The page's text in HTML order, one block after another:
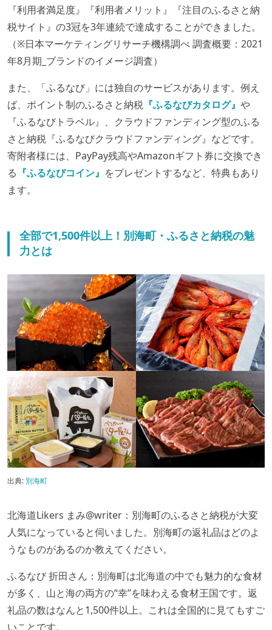
『利用者満足度』『利用者メリット』『注目のふるさと納
税サイト』の3冠を3年連続で達成することができました。
（※日本マーケティングリサーチ機構調べ 調査概要：2021
年8月期_ブランドのイメージ調査）
また、「ふるなび」には独自のサービスがあります。例え
ば、ポイント制のふるさと納税 『ふるなびカタログ』 や
『ふるなびトラベル』、クラウドファンディング型のふる
さと納税『ふるなびクラウドファンディング』などです。
寄附者様には、PayPay残高やAmazonギフト券に交換でき
る 『ふるなびコイン』 をプレゼントするなど、特典もあり
ます。
全部で1,500件以上！別海町・ふるさと納税の魅
力とは
出典: 別海町
北海道Likers まみ@writer：別海町のふるさと納税が大変
人気になっていると伺いました。別海町の返礼品はどのよ
うなものがあるのか教えてください。
ふるなび 折田さん：別海町は北海道の中でも魅力的な食材
が多く、山と海の両方の“幸”を味わえる食材王国です。返
礼品の数はなんと1,500件以上。これは全国的に見てもすご
いことです。